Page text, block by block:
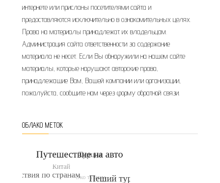
интернете или присланы посетителями сайта и
предоставляются исключительно в ознакомительных целях.
Права на материалы принадлежат их владельцам.
Администрация сайта ответственности за содержание
материала не несет. Если Вы обнаружили на нашем сайте
материалы, которые нарушают авторские права,
принадлежащие Вам, Вашей компании или организации,
пожалуйста, сообщите нам через форму обратной связи.
ОБЛАКО МЕТОК